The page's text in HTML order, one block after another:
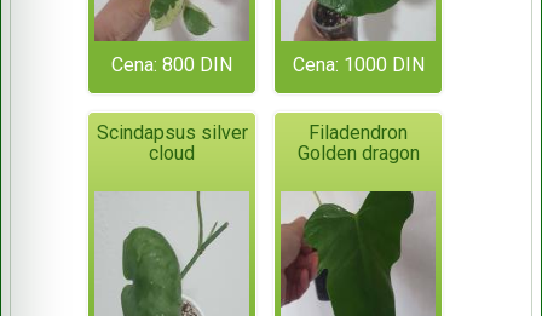
Cena: 800 DIN Cena: 1000 DIN
Scindapsus silver
cloud
Filadendron
Golden dragon